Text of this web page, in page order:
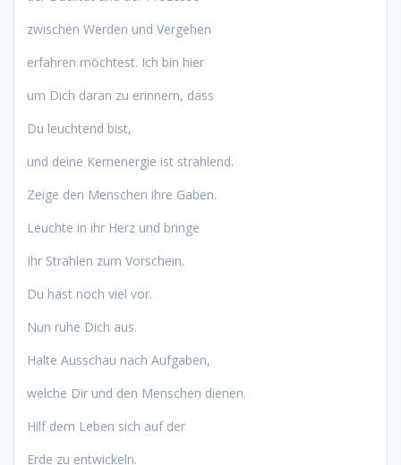
zwischen Werden und Vergehen
erfahren möchtest. Ich bin hier
um Dich daran zu erinnern, dass
Du leuchtend bist,
und deine Kernenergie ist strahlend.
Zeige den Menschen ihre Gaben.
Leuchte in ihr Herz und bringe
Ihr Strahlen zum Vorschein.
Du hast noch viel vor.
Nun ruhe Dich aus.
Halte Ausschau nach Aufgaben,
welche Dir und den Menschen dienen.
Hilf dem Leben sich auf der
Erde zu entwickeln.